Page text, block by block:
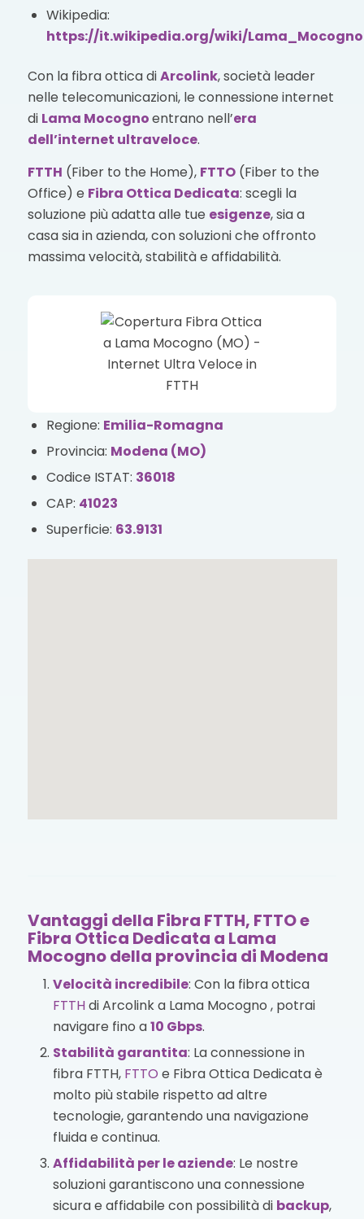
Wikipedia:
https://it.wikipedia.org/wiki/Lama_Mocogno
Con la fibra ottica diArcolink, società leader
nelle telecomunicazioni, le connessione internet
di Lama Mocognoentrano nell’era
dell’internet ultraveloce.
FTTH (Fiber to the Home), FTTO(Fiber to the
Office) e Fibra Ottica Dedicata: scegli la
soluzione più adatta alle tue esigenze, sia a
casa sia in azienda, con soluzioni che offronto
massima velocità, stabilità e affidabilità.
Regione: Emilia-Romagna
Provincia: Modena (MO)
Codice ISTAT: 36018
CAP: 41023
Superficie: 63.9131
Vantaggi della Fibra FTTH, FTTO e
Fibra Ottica Dedicata a Lama
Mocogno della provincia di Modena
Velocità incredibile: Con la fibra ottica
FTTHdi Arcolink a Lama Mocogno , potrai
navigare fino a10 Gbps.
Stabilità garantita: La connessione in
fibra FTTH, FTTO e Fibra Ottica Dedicata è
molto più stabile rispetto ad altre
tecnologie, garantendo una navigazione
fluida e continua.
Affidabilità per le aziende: Le nostre
soluzioni garantiscono una connessione
sicura e affidabile con possibilità di backup,